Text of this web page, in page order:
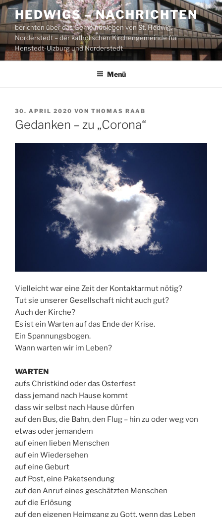
Zum
Inhalt
springen
HEDWIGS – NACHRICHTEN
berichten über das Gemeindeleben von St. Hedwig,
Norderstedt – der katholischen Kirchengemeinde für
Henstedt-Ulzburg und Norderstedt
Menü
VERÖFFENTLICHT
AM
30. APRIL 2020 VON THOMAS RAAB
Gedanken – zu „Corona“
Vielleicht war eine Zeit der Kontaktarmut nötig?
Tut sie unserer Gesellschaft nicht auch gut?
Auch der Kirche?
Es ist ein Warten auf das Ende der Krise.
Ein Spannungsbogen.
Wann warten wir im Leben?
WARTEN
aufs Christkind oder das Osterfest
dass jemand nach Hause kommt
dass wir selbst nach Hause dürfen
auf den Bus, die Bahn, den Flug – hin zu oder weg von
etwas oder jemandem
auf einen lieben Menschen
auf ein Wiedersehen
auf eine Geburt
auf Post, eine Paketsendung
auf den Anruf eines geschätzten Menschen
auf die Erlösung
auf den eigenen Heimgang zu Gott, wenn das Leben